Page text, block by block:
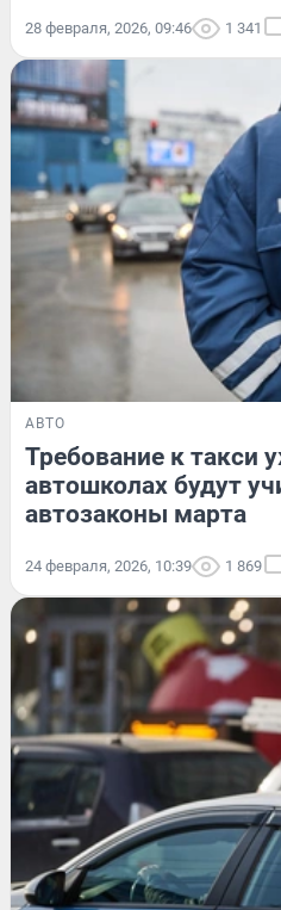
28 февраля, 2026, 09:46 1 341
АВТО
Требование к такси
автошколах будут
автозаконы марта
24 февраля, 2026, 10:39 1 869